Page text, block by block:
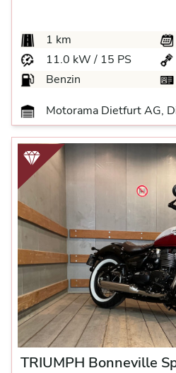
1 km
11.0 kW / 15 PS
Benzin
Motorama Dietfurt AG,
TRIUMPH Bonneville